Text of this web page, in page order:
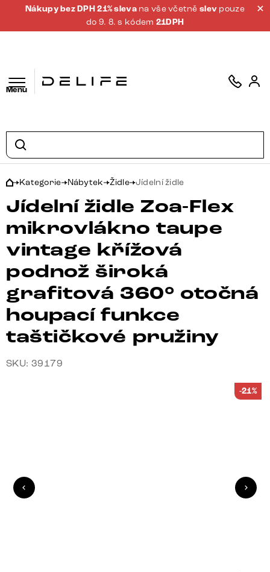
Nákupy bez DPH 21% sleva na vše včetněslev pouze
do 9. 8. s kódem 21DPH
Menu
Kategorie Nábytek Židle Jídelní židle
Jídelní židle Zoa-Flex
mikrovlákno taupe
vintage křížová
podnož široká
grafitová 360° otočná
houpací funkce
taštičkové pružiny
SKU: 39179
-21%